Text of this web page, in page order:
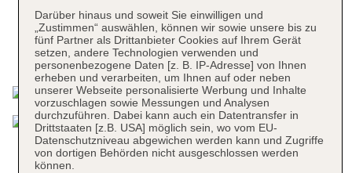
Das bietet Ihre Unterkunft
Darüber hinaus und soweit Sie einwilligen und
„Zustimmen“ auswählen, können wir sowie unsere bis zu
fünf Partner als Drittanbieter Cookies auf Ihrem Gerät
setzen, andere Technologien verwenden und
personenbezogene Daten [z. B. IP-Adresse] von Ihnen
erheben und verarbeiten, um Ihnen auf oder neben
unserer Webseite personalisierte Werbung und Inhalte
vorzuschlagen sowie Messungen und Analysen
durchzuführen. Dabei kann auch ein Datentransfer in
Drittstaaten [z.B. USA] möglich sein, wo vom EU-
Datenschutzniveau abgewichen werden kann und Zugriffe
von dortigen Behörden nicht ausgeschlossen werden
können.